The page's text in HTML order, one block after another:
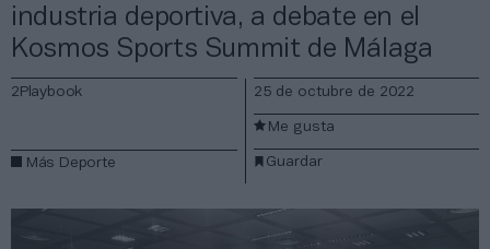
industria deportiva, a debate en el
Kosmos Sports Summit de Málaga
2Playbook
Más Deporte
25 de octubre de 2022
Guardar
Me gusta